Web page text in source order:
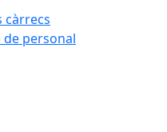
càrrecs
de personal